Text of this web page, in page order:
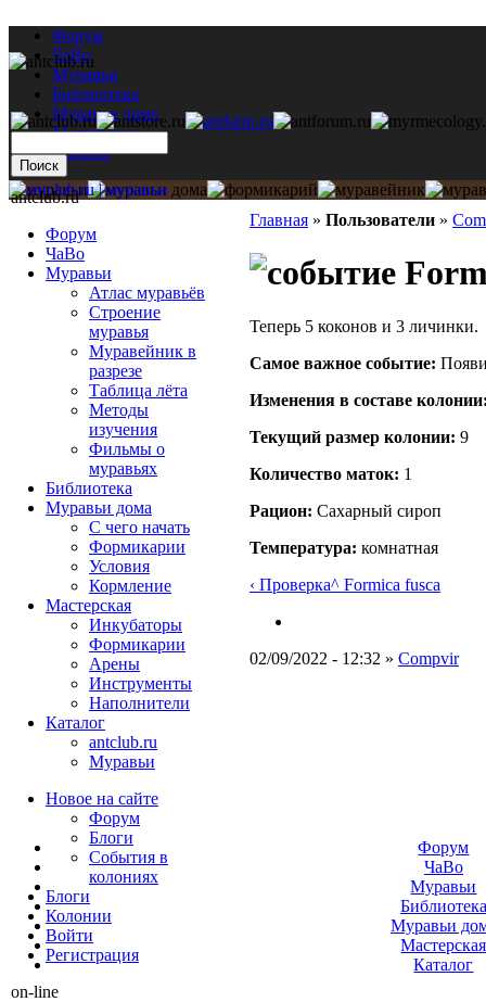
Форум
ЧаВо
Муравьи
Библиотека
Муравьи дома
Мастерская
Каталог
Главная » Пользователи »
Теперь 5 коконов и 3 личинки.
Самое важное событие:
Изменения в составе
Текущий размер кoлонии: 9
Количество маток: 1
Рацион: Сахарный сироп
Температура: комнатная
‹ Проверка^ Formica fusca
02/09/2022 - 12:32 » Compvir
antclub.ru
Форум
ЧаВо
Муравьи
Атлас муравьёв
Строение
муравья
Муравейник в
разрезе
Таблица лёта
Методы
изучения
Фильмы о
муравьях
Библиотека
Муравьи дома
С чего начать
Формикарии
Условия
Кормление
Мастерская
Инкубаторы
Формикарии
Арены
Инструменты
Наполнители
Каталог
antclub.ru
Муравьи
Новое на сайте
Форум
Блоги
События в
колониях
Блоги
Колонии
Войти
Peгиcтpaция
on-line
Форум
ЧаВо
Муравьи
Библиотека
Муравьи
Мастерская
Каталог